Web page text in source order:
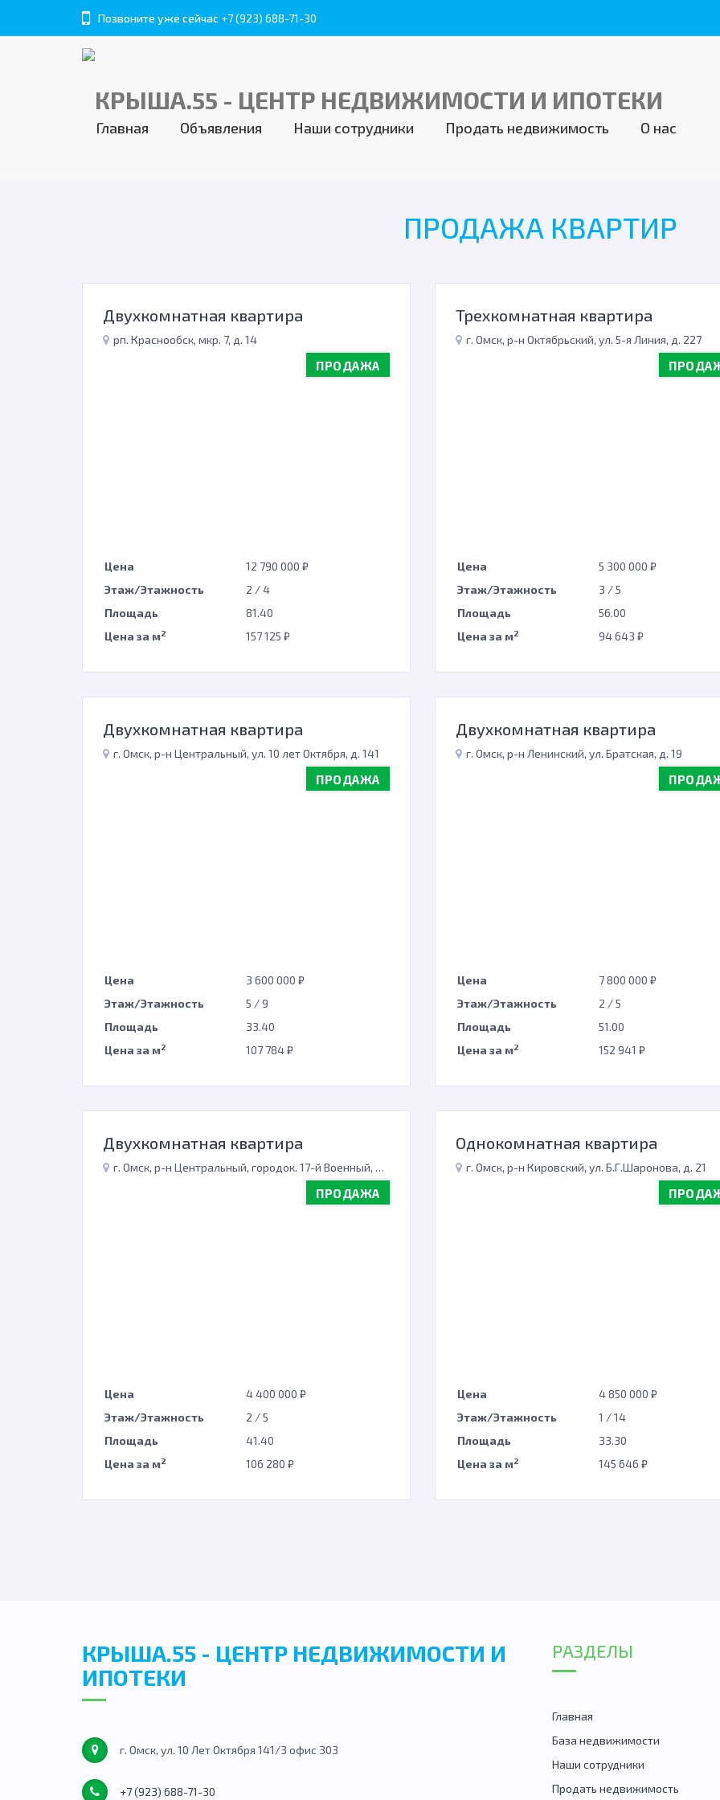
Позвоните уже сейчас +7 (923) 688-71-30
Главная Объявления Наши сотрудники Продать недвижимость О нас
ПРОДАЖА КВАРТИР
Двухкомнатная квартира
рп. Краснообск, мкр. 7, д. 14
ПРОДАЖА
Цена
12 790 000 ₽
Этаж/Этажность
2 / 4
Площадь
81.40
Цена за м2 157 125 ₽
Трехкомнатная квартира
г. Омск, р-н Октябрьский, ул. 5-я Линия, д. 227
Цена
5 300 000 ₽
Этаж/Этажность
3 / 5
Площадь
56.00
Цена за м2 94 643 ₽
Двухкомнатная квартира
г. Омск, р-н Центральный, ул. 10 лет Октября, д. 141
ПРОДАЖА
Цена
3 600 000 ₽
Этаж/Этажность
5 / 9
Площадь
33.40
Цена за м2 107 784 ₽
Двухкомнатная квартира
г. Омск, р-н Ленинский, ул. Братская, д. 19
Цена
7 800 000 ₽
Этаж/Этажность
2 / 5
Площадь
51.00
Цена за м2 152 941 ₽
Двухкомнатная квартира
г. Омск, р-н Центральный, городок. 17-й Военный, д. 367
ПРОДАЖА
Цена
4 400 000 ₽
Этаж/Этажность
2 / 5
Площадь
41.40
Цена за м2 106 280 ₽
Однокомнатная квартира
г. Омск, р-н Кировский, ул. Б.Г.Шаронова, д. 21
Цена
4 850 000 ₽
Этаж/Этажность
1 / 14
Площадь
33.30
Цена за м2 145 646 ₽
КРЫША.55 - ЦЕНТР НЕДВИЖИМОСТИ И
ИПОТЕКИ
г. Омск, ул. 10 Лет Октября 141/3 офис 303
+7 (923) 688-71-30
РАЗДЕЛЫ
Главная
База недвижимости
Наши сотрудники
Продать недвижимость